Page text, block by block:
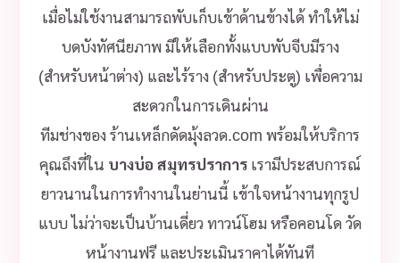
เมื่อไม่ใช้งานสามารถพับเก็บเข้าด้านข้างได้ ทำให้ไม่
บดบังทัศนียภาพ มีให้เลือกทั้งแบบพับจีบมีราง
(สำหรับหน้าต่าง) และไร้ราง (สำหรับประตู) เพื่อความ
สะดวกในการเดินผ่าน
ทีมช่างของ ร้านเหล็กดัดมุ้งลวด.com พร้อมให้บริการ
คุณถึงที่ใน บางบ่อ สมุทรปราการ เรามีประสบการณ์
ยาวนานในการทำงานในย่านนี้ เข้าใจหน้างานทุกรูป
แบบ ไม่ว่าจะเป็นบ้านเดี่ยว ทาวน์โฮม หรือคอนโด วัด
หน้างานฟรี และประเมินราคาได้ทันที